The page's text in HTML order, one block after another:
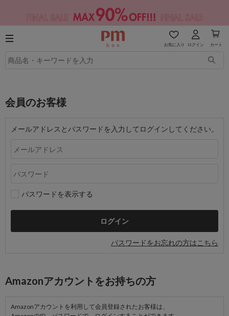
お気に入り ログイン カート
会員のお客様
メールアドレスとパスワードを入力してログインしてください。
パスワードを表示する
パスワードをお忘れの方はこちら
Amazonアカウントをお持ちの方
Amazonアカウントを利用して会員登録されたお客様は、